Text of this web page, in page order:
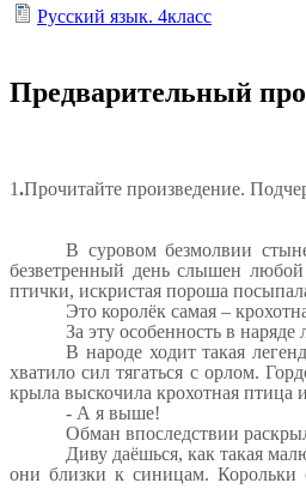
Русский язык. 4класс
Предварительный
1.Прочитайте произведение.
В суровом безмолвии
безветренный день слышен
птички, искристая пороша
Это королёк самая –
За эту особенность в
В народе ходит такая
хватило сил тягаться с орлом.
крыла выскочила крохотная птица
- А я выше!
Обман впоследствии
Диву даёшься, как такая
они близки к синицам. Корольки